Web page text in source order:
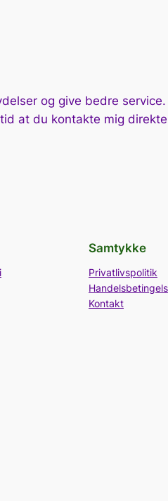
og give bedre
at du kontakte mig
Samtykke
Privatlivspolitik
Kontakt